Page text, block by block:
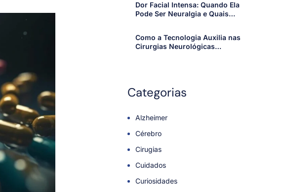
Dor Facial Intensa: Quando Ela
Pode Ser Neuralgia e Quais
Como a Tecnologia Auxilia nas
Cirurgias Neurológicas
Categorias
Alzheimer
Cérebro
Cirugias
Cuidados
Curiosidades